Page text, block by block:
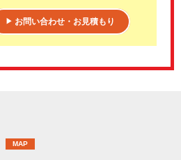
▶ お問い合わせ・お見積もり
MAP